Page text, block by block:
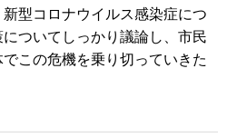
型コロナウイルス感染症につ
ついてしっかり議論し、市民
この危機を乗り切っていきた